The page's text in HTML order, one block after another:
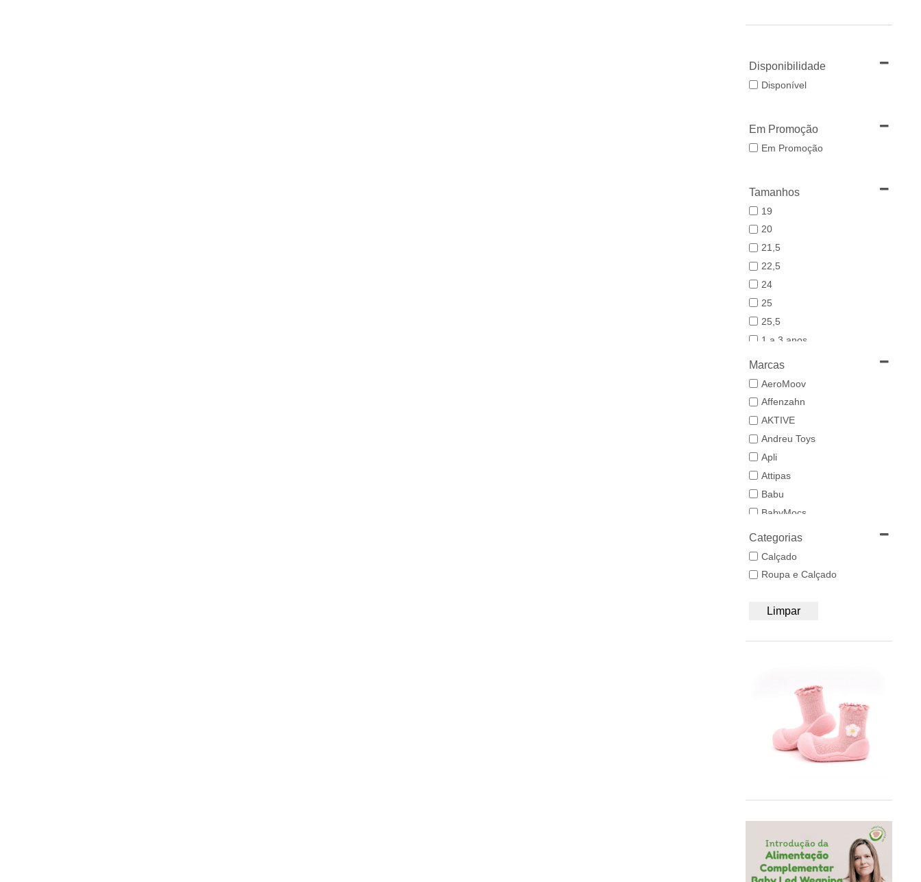
Disponibilidade
Disponível
Em Promoção
Em Promoção
Tamanhos
19
20
21,5
22,5
24
25
25,5
1 a 3 anos
29/30
3 a 6 anos
31
50/56
Marcas
AeroMoov
Affenzahn
AKTIVE
Andreu Toys
Apli
Attipas
Babu
BabyMocs
Babywoods
BAZAR BIZAR
Bblüv
BiOBUDDi
Bobbi Ravioli
Bodywear Beeren
BOHOPANNA
Carl Oscar®
Cayro
Categorias
Calçado
Roupa e Calçado
Limpar